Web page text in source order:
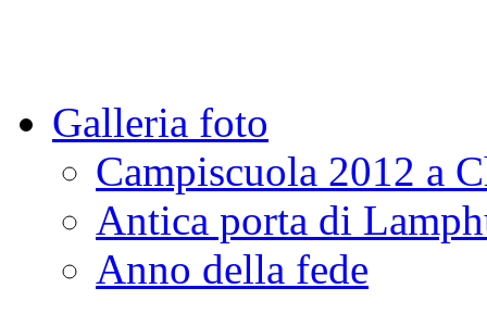
Galleria foto
Campiscuola 2012 a
Antica porta di
Anno della fede